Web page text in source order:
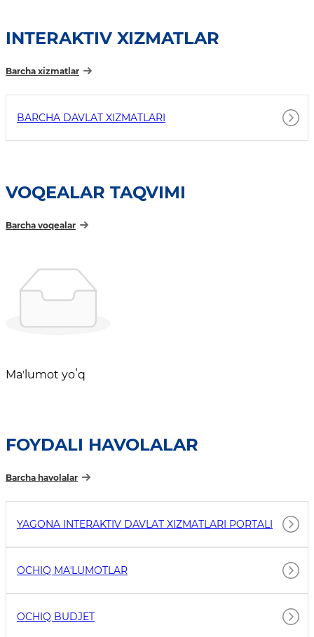
INTERAKTIV XIZMATLAR
Barcha xizmatlar
BARCHA DAVLAT XIZMATLARI
VOQEALAR TAQVIMI
Barcha voqealar
Maʼlumot yoʻq
FOYDALI HAVOLALAR
Barcha havolalar
YAGONA INTERAKTIV DAVLAT XIZMATLARI PORTALI
OCHIQ MAʼLUMOTLAR
OCHIQ BUDJET